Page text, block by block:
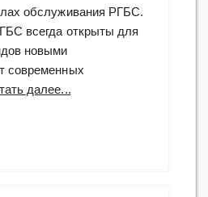
обслуживания РГБС.
всегда открыты для
новыми
современных
далее...